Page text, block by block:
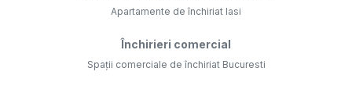
Apartamente de închiriat Iasi
Închirieri comercial
Spații comerciale de închiriat Bucuresti